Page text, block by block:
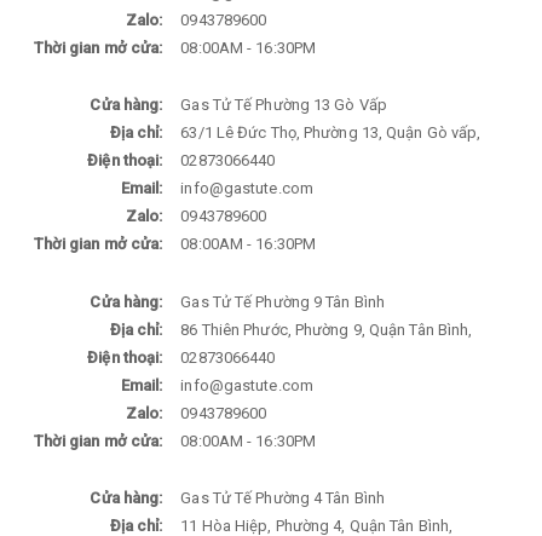
Zalo:
0943789600
Thời gian mở cửa:
08:00AM - 16:30PM
Cửa hàng:
Gas Tử Tế Phường 13 Gò Vấp
Địa chỉ:
63/1 Lê Đức Thọ, Phường 13, Quận Gò vấp,
Điện thoại:
02873066440
Email:
info@gastute.com
Zalo:
0943789600
Thời gian mở cửa:
08:00AM - 16:30PM
Cửa hàng:
Gas Tử Tế Phường 9 Tân Bình
Địa chỉ:
86 Thiên Phước, Phường 9, Quận Tân Bình,
Điện thoại:
02873066440
Email:
info@gastute.com
Zalo:
0943789600
Thời gian mở cửa:
08:00AM - 16:30PM
Cửa hàng:
Gas Tử Tế Phường 4 Tân Bình
Địa chỉ:
11 Hòa Hiệp, Phường 4, Quận Tân Bình,